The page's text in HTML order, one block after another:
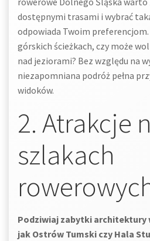
dostępnymi trasami i wybrać
odpowiada Twoim preferencjom.
górskich ścieżkach, czy może
nad jeziorami? Bez względu na
niezapomniana podróż pełna
widoków.
2. Atrakcje
szlakach
Podziwiaj zabytki architektury
jak Ostrów Tumski czy Hala